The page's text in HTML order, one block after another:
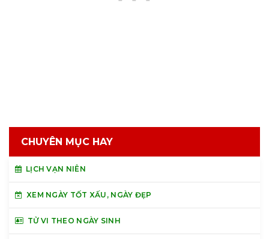
CHUYÊN MỤC HAY
LỊCH VẠN NIÊN
XEM NGÀY TỐT XẤU, NGÀY ĐẸP
TỬ VI THEO NGÀY SINH